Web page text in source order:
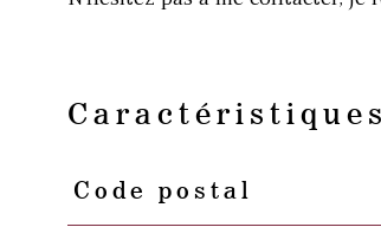
Caractéristiques Valeurs
Code postal